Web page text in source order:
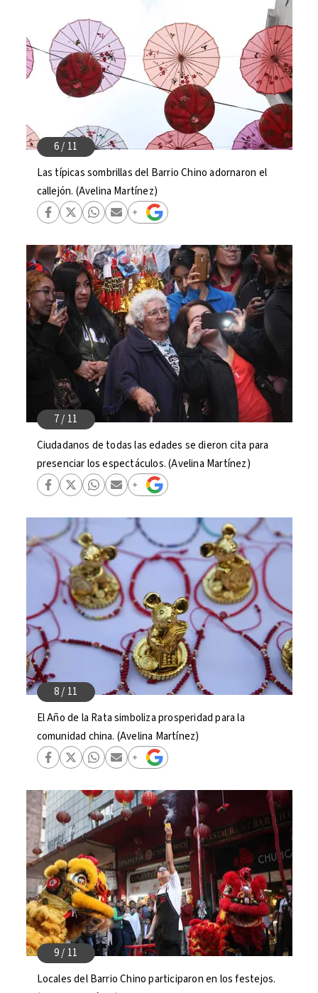
Las típicas sombrillas del Barrio Chino adornaron el
callejón. (Avelina Martínez)
Ciudadanos de todas las edades se dieron cita para
presenciar los espectáculos. (Avelina Martínez)
El Año de la Rata simboliza prosperidad para la
comunidad china. (Avelina Martínez)
Locales del Barrio Chino participaron en los festejos.